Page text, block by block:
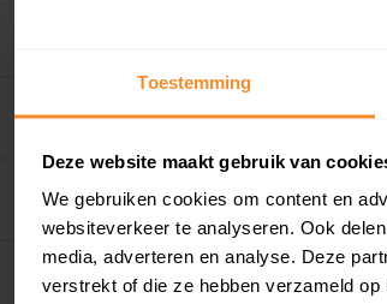
Toestemming
Deze website maakt gebruik van
We gebruiken cookies om content en
websiteverkeer te analyseren. Ook
media, adverteren en analyse. Deze
verstrekt of die ze hebben verzameld
7 145 m2
50 216
29 92 m2